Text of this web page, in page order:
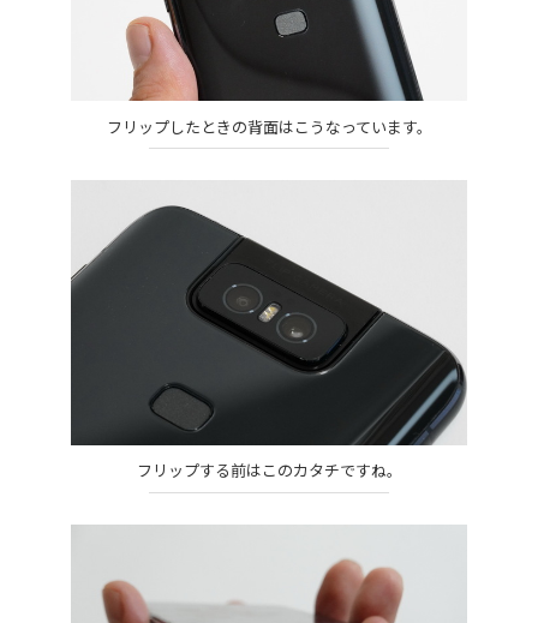
フリップしたときの背面はこうなっています。
フリップする前はこのカタチですね。